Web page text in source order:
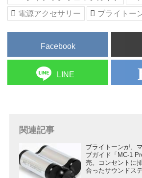
電源アクセサリー
ブライトー
Facebook
LINE
関連記事
ブライトーンが、
ブガイド「MC-1
売。コンセントに
合ったサウンドス